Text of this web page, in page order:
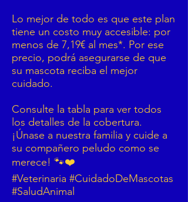
Lo mejor de todo es que este plan
tiene un costo muy accesible: por
menos de 7,19€ al mes*. Por ese
precio, podrá asegurarse de que
su mascota reciba el mejor
cuidado.
Consulte la tabla para ver todos
los detalles de la cobertura.
¡Únase a nuestra familia y cuide a
su compañero peludo como se
merece! 🐾❤️
#Veterinaria #CuidadoDeMascotas
#SaludAnimal